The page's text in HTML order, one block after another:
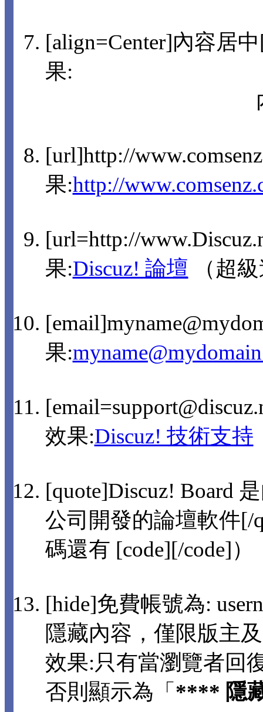
[align=Center]內容居
果:
[url]http://
果:http://
[url=http://
果:Discuz! 論壇 （超
果:
效果:Discuz! 技術支持
[quote]Discuz! Board
公司開發的論壇軟件
碼還有 [code][/code]）
[hide]免費帳號為:
隱藏內容，僅限版主
效果:只有當瀏覽者回
否則顯示為「 **** 隱